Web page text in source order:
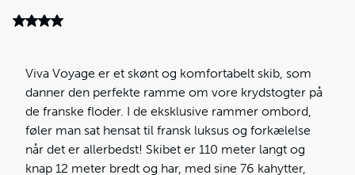
Viva Voyage er et skønt og komfortabelt skib, som
danner den perfekte ramme om vore krydstogter på
de franske floder. I de eksklusive rammer ombord,
føler man sat hensat til fransk luksus og forkælelse
når det er allerbedst! Skibet er 110 meter langt og
knap 12 meter bredt og har, med sine 76 kahytter,